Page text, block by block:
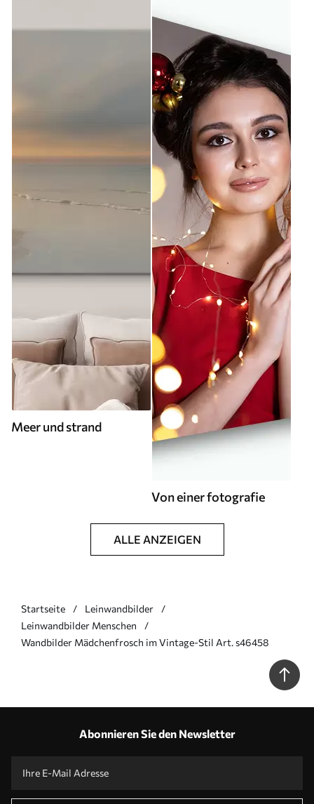
Meer und strand
Von einer fotografie
ALLE ANZEIGEN
Startseite
Leinwandbilder
Leinwandbilder Menschen
Wandbilder Mädchenfrosch im Vintage-Stil Art. s46458
Abonnieren Sie den Newsletter